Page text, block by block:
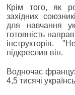
Крім того, як
західних
для навчання
готовність
інструкторів.
підкреслив він.
Водночас
4,5 тисячі